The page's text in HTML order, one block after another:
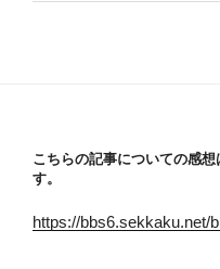
こちらの記事についての感
す。
https://bbs6.sekkaku.net/